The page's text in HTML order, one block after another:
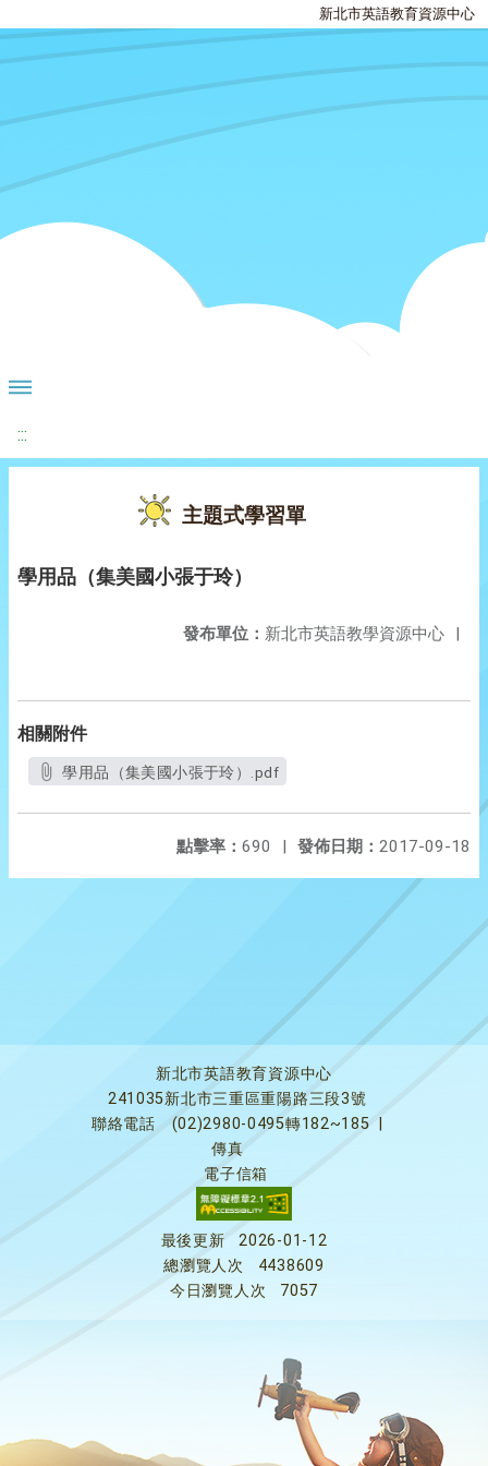
新北市英語教育資源中心
:::
主題式學習單
學用品（集美國小張于玲）
發布單位： 新北市英語教學資源中心 |
相關附件
學用品（集美國小張于玲）.pdf
發佈日期： 2017-09-18
點擊率： 690 |
新北市英語教育資源中心
241035新北市三重區重陽路三段3號
聯絡電話
(02)2980-0495轉182~185
傳真
電子信箱
最後更新
2026-01-12
總瀏覽人次
4438609
今日瀏覽人次
7057